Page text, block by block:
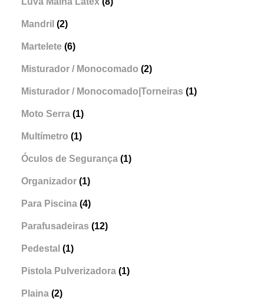
Mandril (2)
Martelete (6)
Misturador / Monocomado (2)
Misturador / Monocomado|Torneiras (1)
Moto Serra (1)
Multímetro (1)
Óculos de Segurança (1)
Organizador (1)
Para Piscina (4)
Parafusadeiras (12)
Pedestal (1)
Pistola Pulverizadora (1)
Plaina (2)